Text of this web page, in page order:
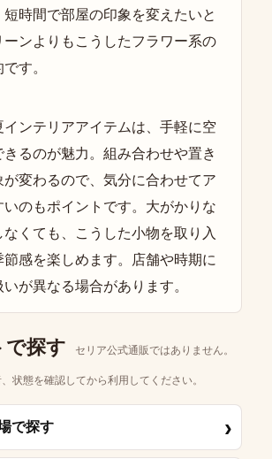
短時間で部屋の印象を変えたいと
ーンよりもこうしたフラワー系の
す。
インテリアアイテムは、手軽に空
きるのが魅力。組み合わせや置き
変わるので、気分に合わせてア
いのもポイントです。大がかりな
くても、こうした小物を取り入
節感を楽しめます。店舗や時期に
が異なる場合があります。
で探す セリア公式通販ではありません。
状態を確認してから利用してください。
で探す ›